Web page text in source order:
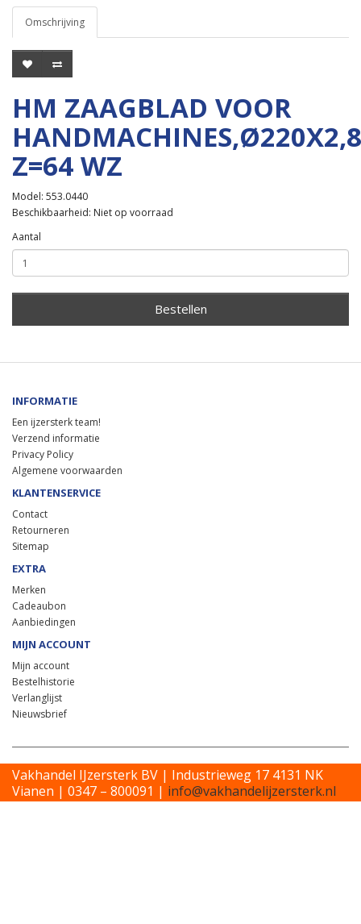
Omschrijving
HM ZAAGBLAD VOOR
Z=64 WZ
Model: 553.0440
Beschikbaarheid: Niet op voorraad
Aantal
Bestellen
INFORMATIE
Een ijzersterk team!
Verzend informatie
Privacy Policy
Algemene voorwaarden
KLANTENSERVICE
Contact
Retourneren
Sitemap
EXTRA
Merken
Cadeaubon
Aanbiedingen
MIJN ACCOUNT
Mijn account
Bestelhistorie
Verlanglijst
Nieuwsbrief
Vakhandel IJzersterk BV | Industrieweg 17 4131 NK
Vianen | 0347 – 800091 | info@vakhandelijzersterk.nl